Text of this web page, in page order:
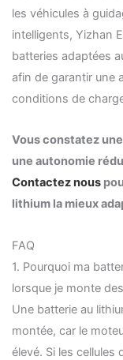
les véhicules à
intelligents, Yizhan
batteries adaptées
afin de garantir une
conditions de
Vous constatez
une autonomie
Contactez nous
lithium la mieux
FAQ
1. Pourquoi ma
lorsque je monte
Une batterie au
montée, car le
élevé. Si les cellules